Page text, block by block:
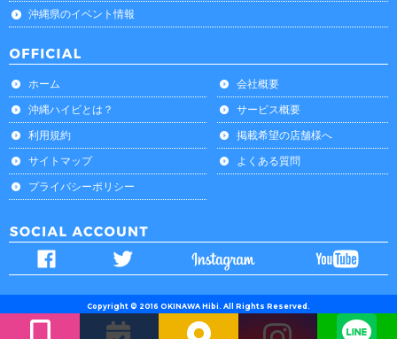
沖縄県のイベント情報
ホーム
会社概要
沖縄ハイビとは？
サービス概要
利用規約
掲載希望の店舗様へ
サイトマップ
よくある質問
プライバシーポリシー
Copyright © 2016 OKINAWA Hibi. All Rights Reserved.